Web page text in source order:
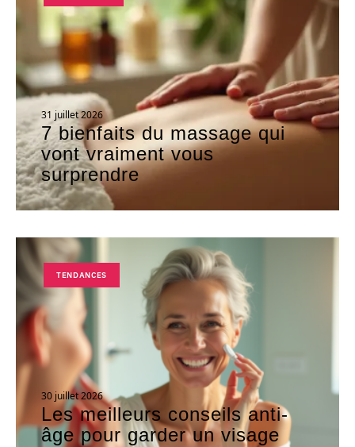
31 juillet 2026
7 bienfaits du massage qui
vont vraiment vous
surprendre
TENDANCES
30 juillet 2026
Les meilleurs conseils anti-
âge pour garder un visage